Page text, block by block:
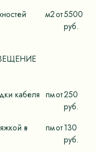
м2от5500
руб.
кабеля пмот250
руб.
в
пмот130
руб.